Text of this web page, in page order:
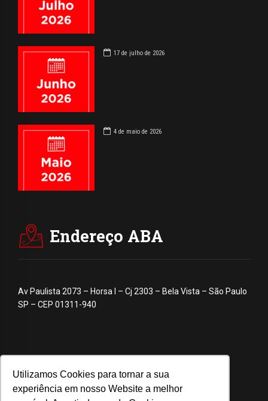
Utilizamos Cookies para tornar a sua
experiência em nosso Website a melhor
17 de julho de 2026
4 de maio de 2026
Endereço ABA
Av Paulista 2073 – Horsa I – Cj 2303 – Bela Vista – São Paulo
SP – CEP 01311-940